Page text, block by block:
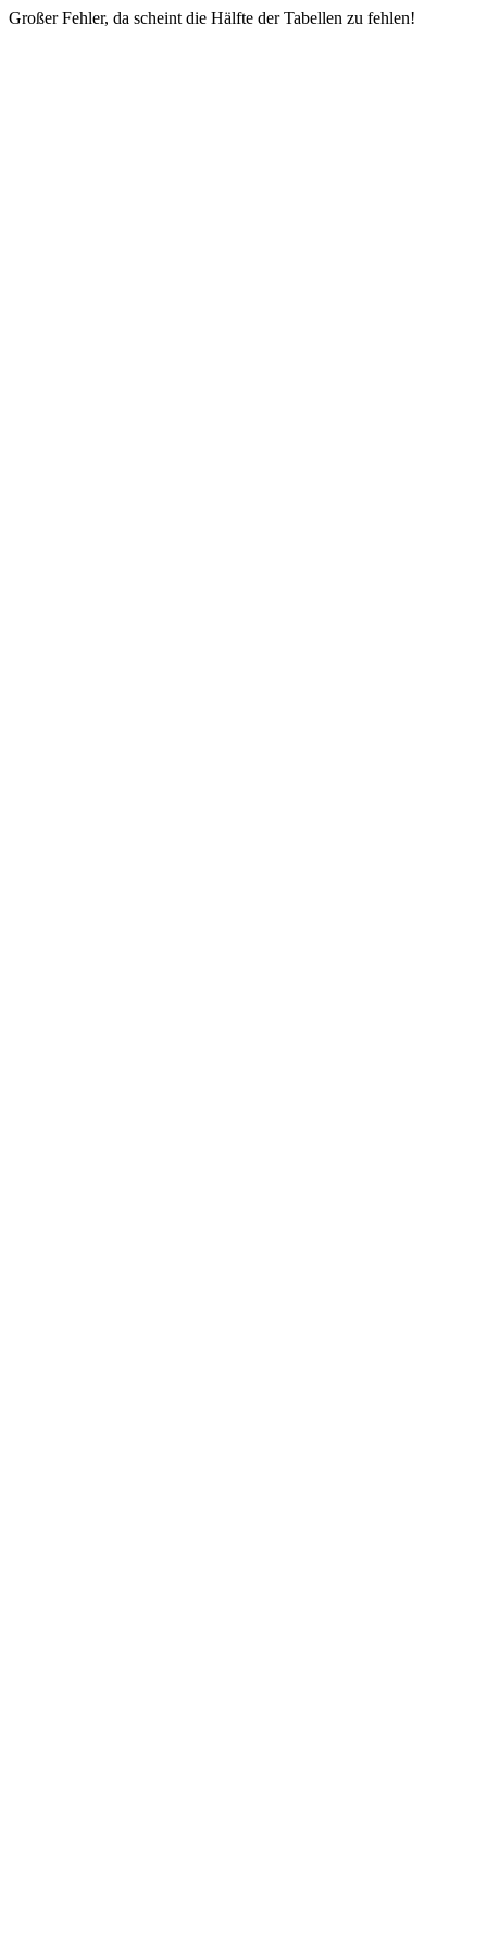
Großer Fehler, da scheint die Hälfte der Tabellen zu fehlen!